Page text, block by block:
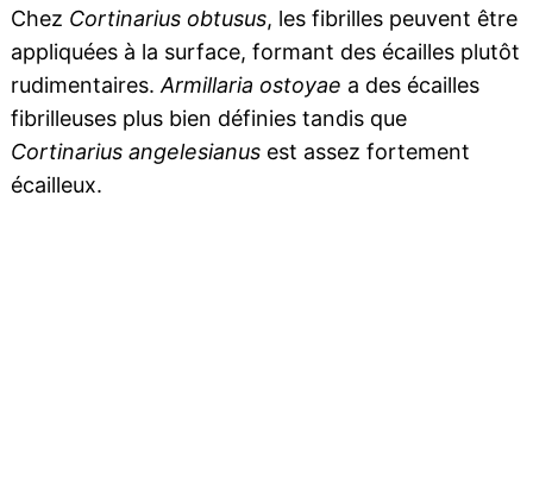
Chez Cortinarius obtusus, les fibrilles peuvent être
appliquées à la surface, formant des écailles plutôt
rudimentaires.Armillaria ostoyae a des écailles
fibrilleuses plus bien définies tandis que
Cortinarius angelesianusest assez fortement
écailleux.